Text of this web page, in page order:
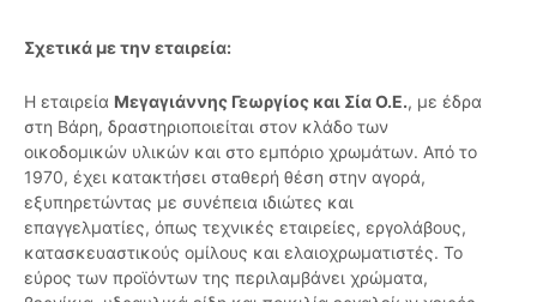
Σχετικά με την εταιρεία:
Η εταιρεία Μεγαγιάννης Γεωργίος και Σία Ο.Ε., με έδρα
στη Βάρη, δραστηριοποιείται στον κλάδο των
οικοδομικών υλικών και στο εμπόριο χρωμάτων. Από το
1970, έχει κατακτήσει σταθερή θέση στην αγορά,
εξυπηρετώντας με συνέπεια ιδιώτες και
επαγγελματίες, όπως τεχνικές εταιρείες, εργολάβους,
κατασκευαστικούς ομίλους και ελαιοχρωματιστές. Το
εύρος των προϊόντων της περιλαμβάνει χρώματα,